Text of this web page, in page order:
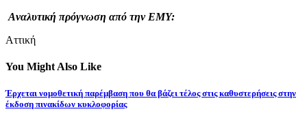
Aναλυτική πρόγνωση από την ΕΜΥ:
Αττική
You Might Also Like
Έρχεται νομοθετική παρέμβαση που θα βάζει τέλος στις καθυστερήσεις στην
έκδοση πινακίδων κυκλοφορίας